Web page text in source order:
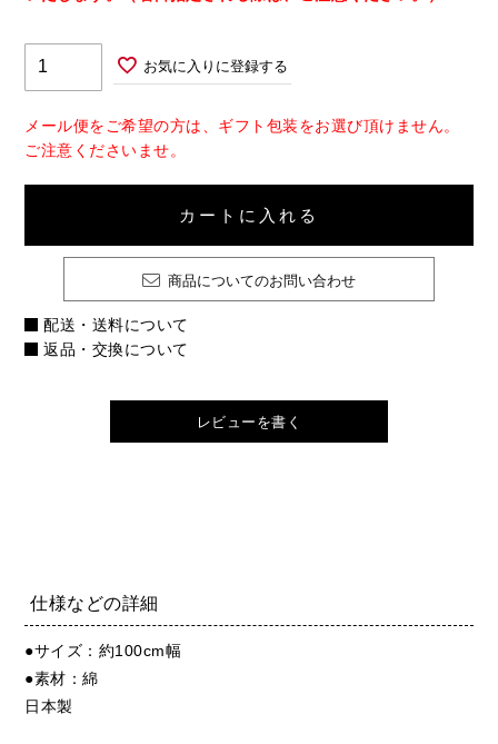
お気に入りに登録する
メール便をご希望の方は、ギフト包装をお選び頂けません。
ご注意くださいませ。
カートに入れる
商品についてのお問い合わせ
配送・送料について
返品・交換について
レビューを書く
仕様などの詳細
●サイズ：約100cm幅
●素材：綿
日本製